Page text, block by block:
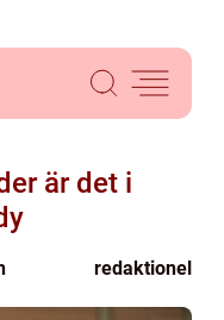
är det i
redaktionel